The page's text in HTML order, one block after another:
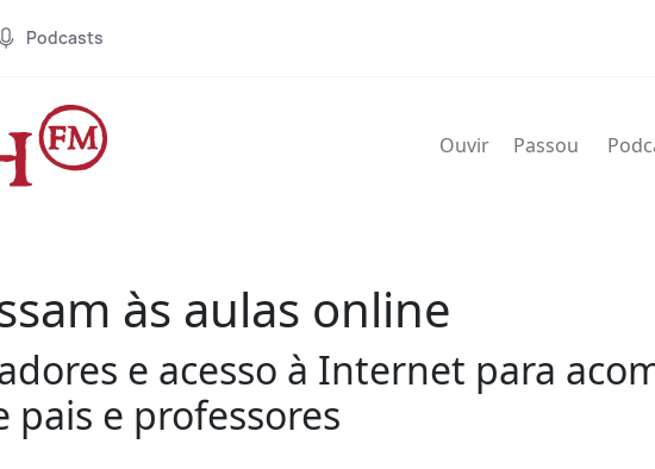
Podcasts
Ouvir Passou
às aulas online
e acesso à Internet para
pais e professores